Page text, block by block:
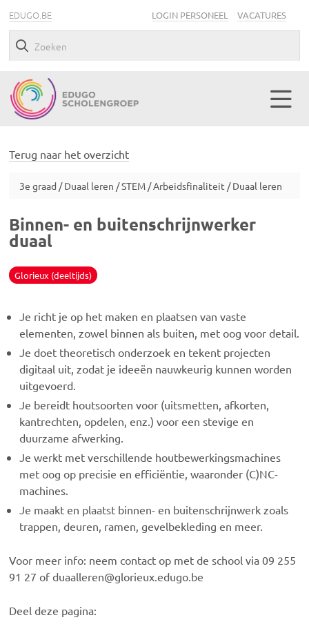
EDUGO.BE LOGIN PERSONEEL VACATURES
Terug naar het overzicht
3e graad / Duaal leren / STEM / Arbeidsfinaliteit / Duaal leren
Binnen- en buitenschrijnwerker
duaal
Glorieux (deeltijds)
Je richt je op het maken en plaatsen van vaste
elementen, zowel binnen als buiten, met oog voor detail.
Je doet theoretisch onderzoek en tekent projecten
digitaal uit, zodat je ideeën nauwkeurig kunnen worden
uitgevoerd.
Je bereidt houtsoorten voor (uitsmetten, afkorten,
kantrechten, opdelen, enz.) voor een stevige en
duurzame afwerking.
Je werkt met verschillende houtbewerkingsmachines
met oog op precisie en efficiëntie, waaronder (C)NC-
machines.
Je maakt en plaatst binnen- en buitenschrijnwerk zoals
trappen, deuren, ramen, gevelbekleding en meer.
Voor meer info: neem contact op met de school via 09 255
91 27 of duaalleren@glorieux.edugo.be
Deel deze pagina: